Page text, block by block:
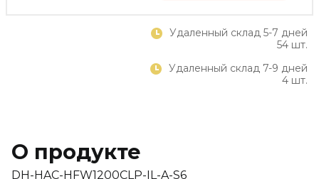
Удаленный склад 5-7 дней
54 шт.
Удаленный склад 7-9 дней
4 шт.
О продукте
DH-HAC-HFW1200CLP-IL-A-S6